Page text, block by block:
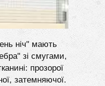
ніч" мають
зі смугами,
прозорої
затемняючої.